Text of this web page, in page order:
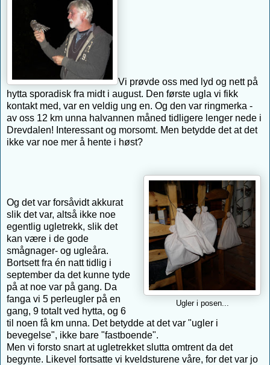
Vi prøvde oss med lyd og nett på
hytta sporadisk fra midt i august. Den første ugla vi fikk
kontakt med, var en veldig ung en. Og den var ringmerka -
av oss 12 km unna halvannen måned tidligere lenger nede i
Drevdalen! Interessant og morsomt. Men betydde det at det
ikke var noe mer å hente i høst?
Ugler i posen...
Og det var forsåvidt akkurat
slik det var, altså ikke noe
egentlig ugletrekk, slik det
kan være i de gode
smågnager- og ugleåra.
Bortsett fra én natt tidlig i
september da det kunne tyde
på at noe var på gang. Da
fanga vi 5 perleugler på en
gang, 9 totalt ved hytta, og 6
til noen få km unna. Det betydde at det var "ugler i
bevegelse", ikke bare "fastboende".
Men vi forsto snart at ugletrekket slutta omtrent da det
begynte. Likevel fortsatte vi kveldsturene våre, for det var jo